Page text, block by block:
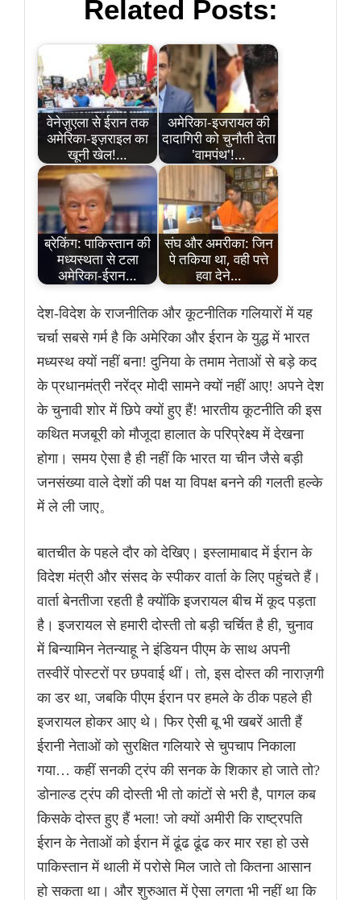
Related Posts:
वेनेज़ुएला से ईरान तक
अमेरिका-इज़राइल का
खूनी खेल!…
अमेरिका-इजरायल की
दादागिरी को चुनौती देता
'वामपंथ'!…
ब्रेकिंग: पाकिस्तान की
मध्यस्थता से टला
अमेरिका-ईरान…
संघ और अमरीका: जिन
पे तकिया था, वही पत्ते
हवा देने…
देश-विदेश के राजनीतिक और कूटनीतिक गलियारों में यह
चर्चा सबसे गर्म है कि अमेरिका और ईरान के युद्ध में भारत
मध्यस्थ क्यों नहीं बना! दुनिया के तमाम नेताओं से बड़े कद
के प्रधानमंत्री नरेंद्र मोदी सामने क्यों नहीं आए! अपने देश
के चुनावी शोर में छिपे क्यों हुए हैं! भारतीय कूटनीति की इस
कथित मजबूरी को मौजूदा हालात के परिप्रेक्ष्य में देखना
होगा। समय ऐसा है ही नहीं कि भारत या चीन जैसे बड़ी
जनसंख्या वाले देशों की पक्ष या विपक्ष बनने की गलती हल्के
में ले ली जाए。
बातचीत के पहले दौर को देखिए। इस्लामाबाद में ईरान के
विदेश मंत्री और संसद के स्पीकर वार्ता के लिए पहुंचते हैं।
वार्ता बेनतीजा रहती है क्योंकि इजरायल बीच में कूद पड़ता
है। इजरायल से हमारी दोस्ती तो बड़ी चर्चित है ही, चुनाव
में बिन्यामिन नेतन्याहू ने इंडियन पीएम के साथ अपनी
तस्वीरें पोस्टरों पर छपवाई थीं। तो, इस दोस्त की नाराज़गी
का डर था, जबकि पीएम ईरान पर हमले के ठीक पहले ही
इजरायल होकर आए थे। फिर ऐसी बू भी खबरें आती हैं
ईरानी नेताओं को सुरक्षित गलियारे से चुपचाप निकाला
गया… कहीं सनकी ट्रंप की सनक के शिकार हो जाते तो?
डोनाल्ड ट्रंप की दोस्ती भी तो कांटों से भरी है, पागल कब
किसके दोस्त हुए हैं भला! जो क्यों अमीरी कि राष्ट्रपति
ईरान के नेताओं को ईरान में ढूंढ ढूंढ कर मार रहा हो उसे
पाकिस्तान में थाली में परोसे मिल जाते तो कितना आसान
हो सकता था। और शुरुआत में ऐसा लगता भी नहीं था कि